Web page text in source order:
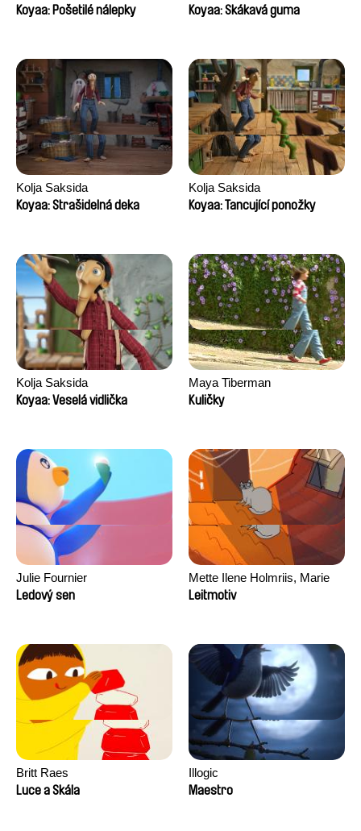
Koyaa: Pošetilé nálepky
Koyaa: Skákavá guma
Kolja Saksida
Koyaa: Strašidelná deka
Kolja Saksida
Koyaa: Tancující ponožky
Kolja Saksida
Koyaa: Veselá vidlička
Maya Tiberman
Kuličky
Julie Fournier
Ledový sen
Mette Ilene Holmriis, Marie
Jørgensen, Jeanette
Leitmotiv
Britt Raes
Luce a Skála
Illogic
Maestro